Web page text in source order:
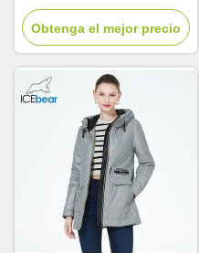
de abrigos de primavera
para mujeres otoño
Obtenga el mejor precio